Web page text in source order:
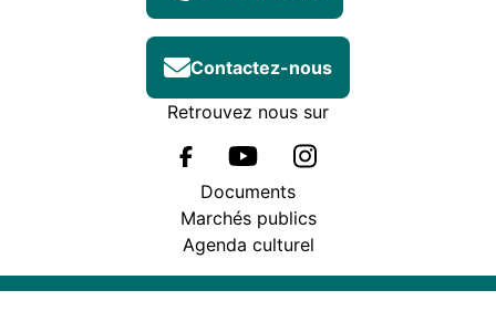
Contactez-nous
Documents
Marchés publics
Agenda culturel
Retrouvez nous sur